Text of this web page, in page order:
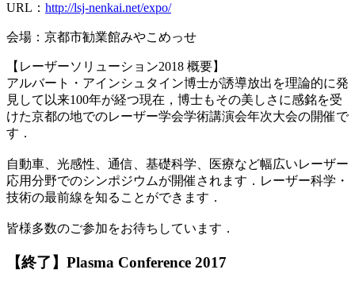
URL： http://lsj-nenkai.net/expo/
会場：京都市勧業館みやこめっせ
【レーザーソリューション2018 概要】
アルバート・アインシュタイン博士が誘導放出を理論的に発
見して以来100年が経つ現在，博士もその美しさに感銘を受
けた京都の地でのレーザー学会学術講演会年次大会の開催で
す．
自動車、光感性、通信、基礎科学、医療など幅広いレーザー
応用分野でのシンポジウムが開催されます．レーザー科学・
技術の最前線を知ることができます．
皆様多数のご参加をお待ちしています．
【終了】Plasma Conference 2017